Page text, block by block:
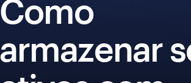
Como
armazenar